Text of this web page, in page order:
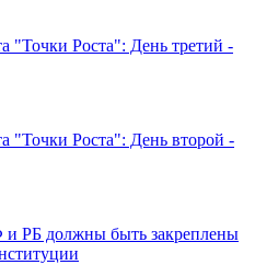
"Точки Роста": День третий -
"Точки Роста": День второй -
РБ должны быть закреплены